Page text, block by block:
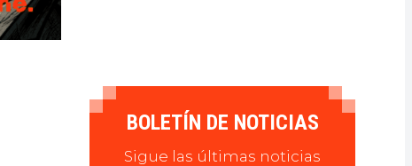
BOLETÍN DE NOTICIAS
Sigue las últimas noticias